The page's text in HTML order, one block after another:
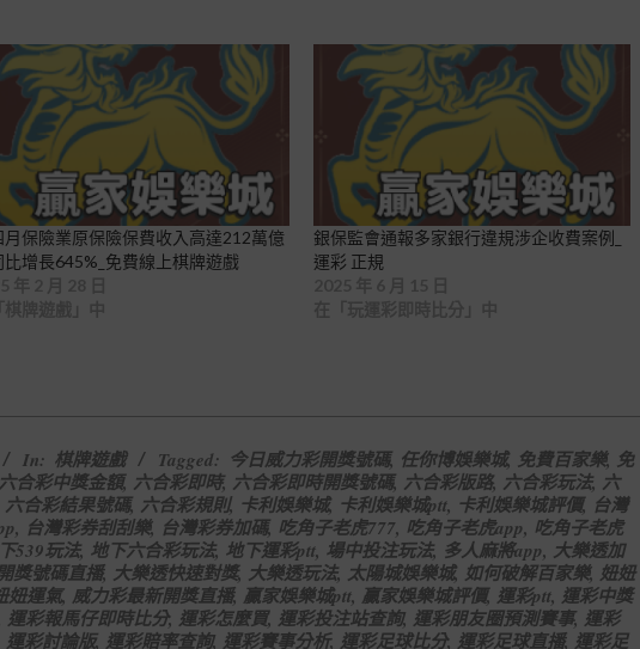
月保險業原保險保費收入高達212萬億
比增長645%_免費線上棋牌遊戲
銀保監會通報多家銀行違規涉企收費案例_
運彩 正規
In: 棋牌遊戲 Tagged: 今日威力彩開獎號碼, 任你博娛樂城, 免費百家樂, 免
六合彩中獎金額, 六合彩即時, 六合彩即時開獎號碼, 六合彩版路, 六合彩玩法, 六
六合彩結果號碼, 六合彩規則, 卡利娛樂城, 卡利娛樂城ptt, 卡利娛樂城評價, 台灣
, 台灣彩券刮刮樂, 台灣彩券加碼, 吃角子老虎777, 吃角子老虎app, 吃角子老虎
539玩法, 地下六合彩玩法, 地下運彩ptt, 場中投注玩法, 多人麻將app, 大樂透加
獎號碼直播, 大樂透快速對獎, 大樂透玩法, 太陽城娛樂城, 如何破解百家樂, 妞妞
妞運氣, 威力彩最新開獎直播, 贏家娛樂城ptt, 贏家娛樂城評價, 運彩ptt, 運彩中獎
運彩報馬仔即時比分, 運彩怎麼買, 運彩投注站查詢, 運彩朋友圈預測賽事, 運彩
運彩討論版, 運彩賠率查詢, 運彩賽事分析, 運彩足球比分, 運彩足球直播, 運彩足